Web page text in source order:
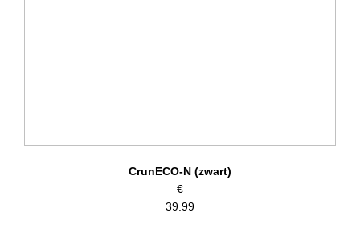
CrunECO-N (zwart)
€
39.99